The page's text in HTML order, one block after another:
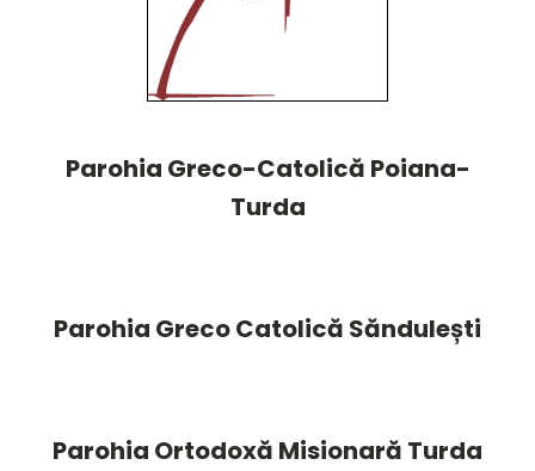
Parohia Greco-Catolică Poiana-
Turda
Parohia Greco Catolică Săndulești
Parohia Ortodoxă Misionară Turda